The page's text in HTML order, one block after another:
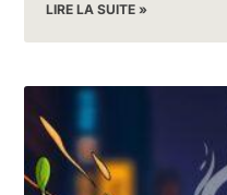
LIRE LA SUITE »